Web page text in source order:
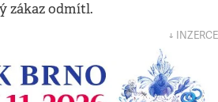
zákaz odmítl.
↓ INZERCE